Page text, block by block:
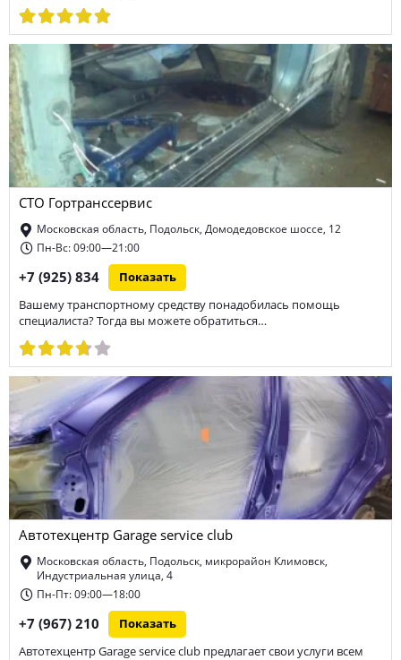
СТО Гортранссервис
Московская область, Подольск, Домодедовское шоссе, 12
Пн-Вс: 09:00—21:00
+7 (925) 834 Показать
Вашему транспортному средству понадобилась помощь
специалиста? Тогда вы можете обратиться…
Автотехцентр Garage service club
Московская область, Подольск, микрорайон Климовск,
Индустриальная улица, 4
Пн-Пт: 09:00—18:00
+7 (967) 210 Показать
Автотехцентр Garage service club предлагает свои услуги всем